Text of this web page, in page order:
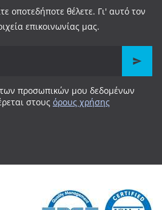
οποτεδήποτε θέλετε. Γι' αυτό τον
επικοινωνίας μας.
προσωπικών μου δεδομένων
στους όρους χρήσης